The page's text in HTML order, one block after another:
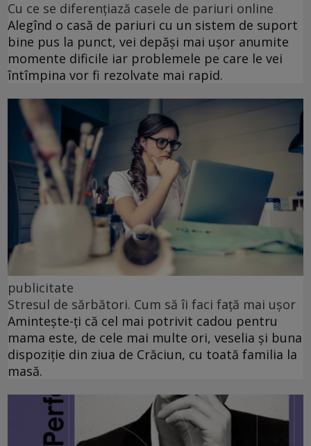
Cu ce se diferențiază casele de pariuri online
Alegînd o casă de pariuri cu un sistem de suport
bine pus la punct, vei depăși mai ușor anumite
momente dificile iar problemele pe care le vei
întîmpina vor fi rezolvate mai rapid.
publicitate
Stresul de sărbători. Cum să îi faci față mai ușor
Amintește-ți că cel mai potrivit cadou pentru
mama este, de cele mai multe ori, veselia și buna
dispoziție din ziua de Crăciun, cu toată familia la
masă.